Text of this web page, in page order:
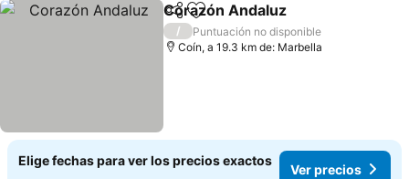
CompartirAgregar a favoritos
Corazón Andaluz
/
Puntuación no disponible
Coín, a 19.3 km de: Marbella
Elige fechas para ver los precios exactos
Ver precios